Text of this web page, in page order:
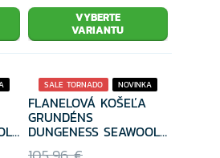
VYBERTE
VARIANTU
SALE TORNADO
NOVINKA
5 VARIÁNT
31% ZĽAVA
FLANELOVÁ KOŠEĽA
GRUNDÉNS
DUNGENESS SEAWOOL
FLANNEL SHIRT